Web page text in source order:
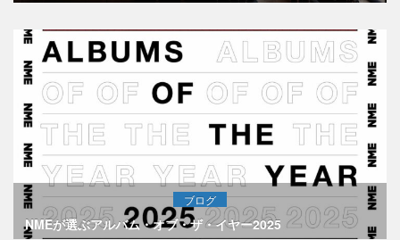
ブログ
NMEが選ぶアルバム・オブ・ザ・イヤー2025